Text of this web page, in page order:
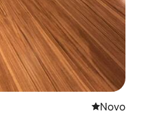
Novo
Novo